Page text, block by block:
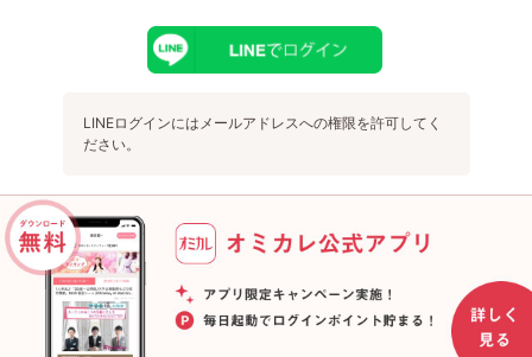
LINEログインにはメールアドレスへの権限を許可してく
ださい。